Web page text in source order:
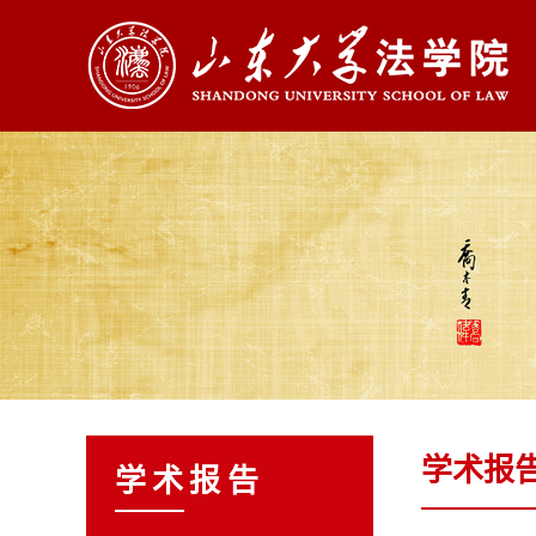
学术报告 学术报